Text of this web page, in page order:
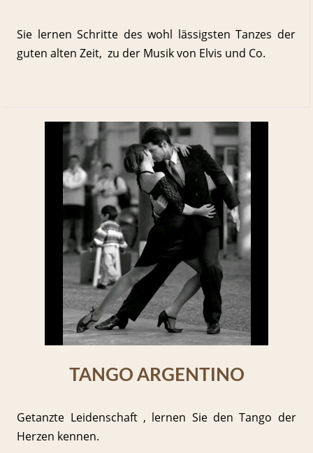
Sie lernen Schritte des wohl lässigsten Tanzes der
guten alten Zeit, zu der Musik von Elvis und Co.
TANGO ARGENTINO
Getanzte Leidenschaft , lernen Sie den Tango der
Herzen kennen.